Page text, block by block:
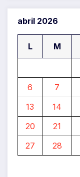
abril 2026
L M
6
7
13
14
20
21
27
28